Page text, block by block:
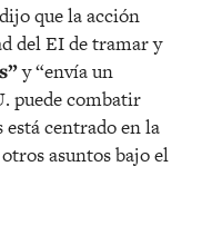
que la acción
del EI de tramar y
y “envía un
puede combatir
centrado en la
asuntos bajo el